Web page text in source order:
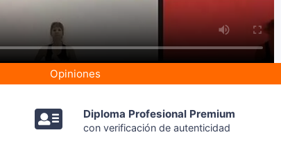
Opiniones
Diploma Profesional Premium
con verificación de autenticidad